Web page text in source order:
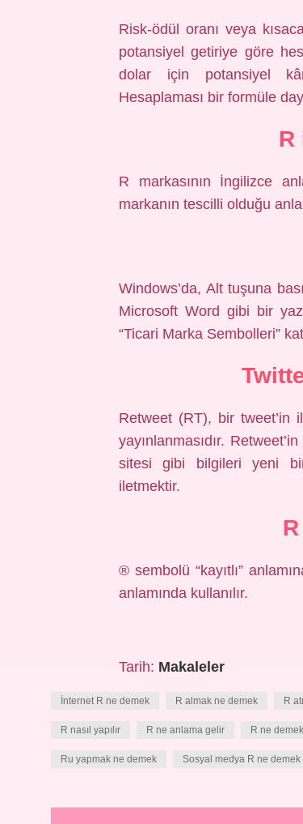
Risk-ödül oranı veya
potansiyel getiriye göre
dolar için potansiyel
Hesaplaması bir formüle
R
R markasının İngilizce
markanın tescilli olduğu
Windows’da, Alt tuşuna
Microsoft Word gibi bir
“Ticari Marka Sembolleri”
Retweet (RT), bir tweet’in
yayınlanmasıdır.
sitesi gibi bilgileri yeni
iletmektir.
® sembolü “kayıtlı”
anlamında kullanılır.
Tarih: Makaleler
İnternet R ne demek R almak ne demek R
R nasıl yapılır R ne anlama gelir R ne demek
Ru yapmak ne demek Sosyal medya R ne demek